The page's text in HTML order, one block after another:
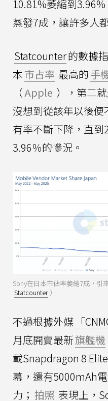
10.81%萎縮到
蒸發7成，讓許多人
Statcounter的數據
本市占率 最高的手
（Apple ），第二
沒想到從該年以後
有率不斷下降，直
3.96％的慘況。
Sony在日本市佔率萎縮7成，引
Statcounter ）
不過根據外媒 「
月底開賣最新旗艦機
載Snapdragon 8
幕，還有5000mAh
力； 拍照 表現上，